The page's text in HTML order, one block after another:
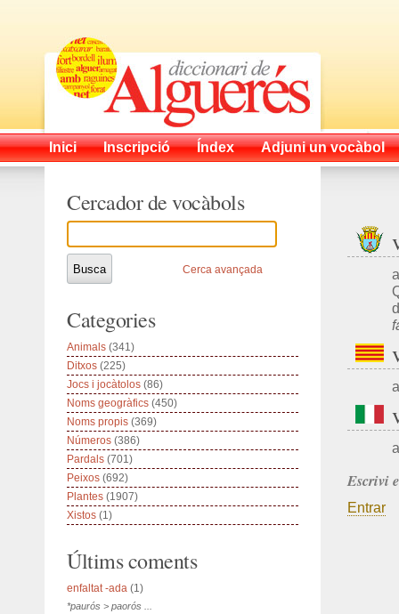
Inici Inscripció Índex Adjuni un vocàbol
Escrivi
Entrar
Cercador de vocàbols
Cerca avançada
Categories
Animals (341)
Ditxos (225)
Jocs i jocàtolos (86)
Noms geogràfics (450)
Noms propis (369)
Números (386)
Pardals (701)
Peixos (692)
Plantes (1907)
Xistos (1)
Últims coments
enfaltat -ada (1)
*paurós > paorós ...